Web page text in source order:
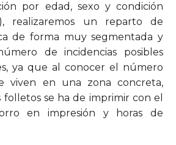
por edad, sexo y condición
realizaremos un reparto de
de forma muy segmentada y
de incidencias posibles
ya que al conocer el número
viven en una zona concreta,
folletos se ha de imprimir con el
en impresión y horas de